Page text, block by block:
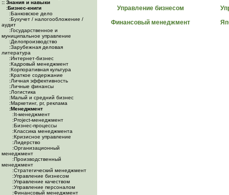
:: Знания и навыки
:Бизнес-книги
:Банковское дело
:Бухучет / налогообложение /
аудит
:Государственное и
муниципальное управление
:Делопроизводство
:Зарубежная деловая
литература
:Интернет-бизнес
:Кадровый менеджмент
:Корпоративная культура
:Краткое содержание
:Личная эффективность
:Личные финансы
:Логистика
:Малый и средний бизнес
:Маркетинг, pr, реклама
:Менеджмент
:It-менеджмент
:Project-менеджмент
:Бизнес-процессы
:Классика менеджмента
:Кризисное управление
:Лидерство
:Организационный
менеджмент
:Производственный
менеджмент
:Стратегический менеджмент
:Управление бизнесом
:Управление качеством
:Управление персоналом
:Финансовый менеджмент
Управление бизнесом
Финансовый менеджмент